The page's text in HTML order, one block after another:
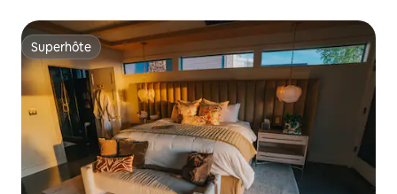
Superhôte
Superhôte